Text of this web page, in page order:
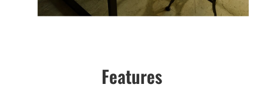
Features